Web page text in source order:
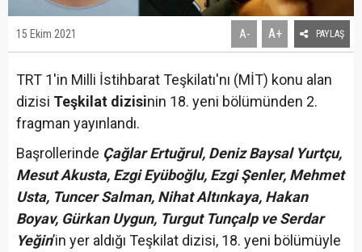
15 Ekim 2021 A- A+ PAYLAŞ
TRT 1'in Milli İstihbarat Teşkilatı'nı (MİT) konu alan
dizisi Teşkilat dizisinin 18. yeni bölümünden 2.
fragman yayınlandı.
Başrollerinde Çağlar Ertuğrul, Deniz Baysal Yurtçu,
Mesut Akusta, Ezgi Eyüboğlu, Ezgi Şenler, Mehmet
Usta, Tuncer Salman, Nihat Altınkaya, Hakan
Boyav, Gürkan Uygun, Turgut Tunçalp ve Serdar
Yeğin’in yer aldığı Teşkilat dizisi, 18. yeni bölümüyle